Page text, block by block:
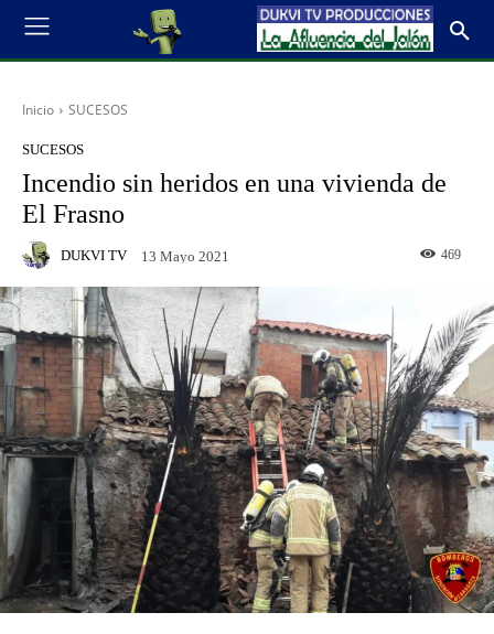
Inicio SUCESOS
SUCESOS
Incendio sin heridos en una vivienda de
El Frasno
DUKVI TV 13 Mayo 2021 469